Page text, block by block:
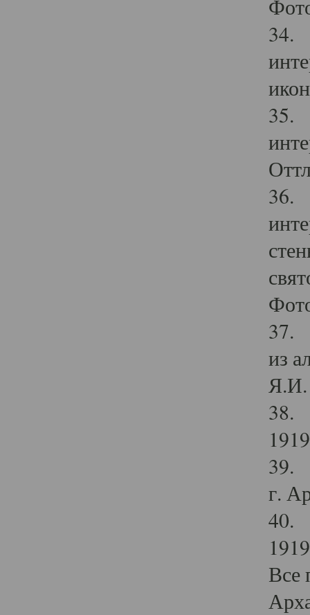
34.
35.
36.
37.
из
Я.И.
38.
39.
г.
40.
Все